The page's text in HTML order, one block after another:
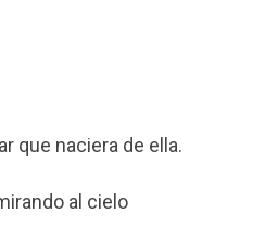
que naciera de ella.
al cielo